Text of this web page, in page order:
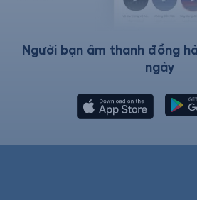
Người bạn âm thanh đồng
ngày